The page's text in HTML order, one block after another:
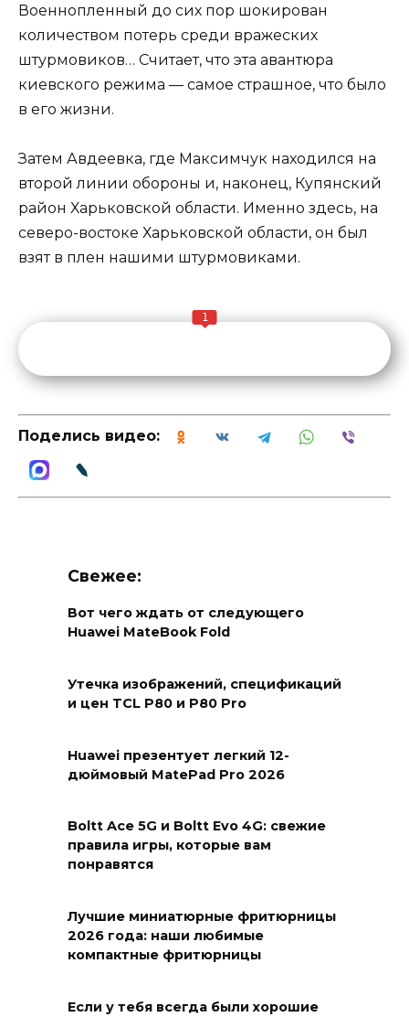
Военнопленный до сих пор шокирован
количеством потерь среди вражеских
штурмовиков… Считает, что эта авантюра
киевского режима — самое страшное, что было
в его жизни.
Затем Авдеевка, где Максимчук находился на
второй линии обороны и, наконец, Купянский
район Харьковской области. Именно здесь, на
северо-востоке Харьковской области, он был
взят в плен нашими штурмовиками.
1
Поделись видео:
Свежее:
Вот чего ждать от следующего
Huawei MateBook Fold
Утечка изображений, спецификаций
и цен TCL P80 и P80 Pro
Huawei презентует легкий 12-
дюймовый MatePad Pro 2026
Boltt Ace 5G и Boltt Evo 4G: свежие
правила игры, которые вам
понравятся
Лучшие миниатюрные фритюрницы
2026 года: наши любимые
компактные фритюрницы
Если у тебя всегда были хорошие